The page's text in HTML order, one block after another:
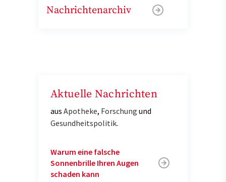
Nachrichtenarchiv
Aktuelle Nachrichten
aus Apotheke, Forschung und
Gesundheitspolitik.
Warum eine falsche
Sonnenbrille Ihren Augen
schaden kann